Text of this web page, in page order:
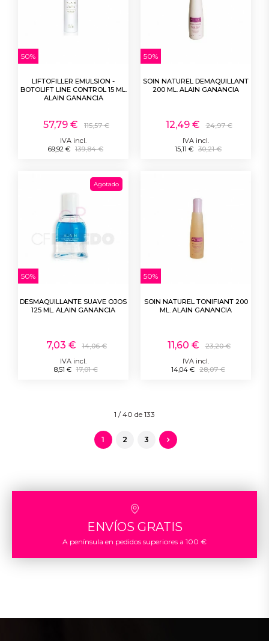
50%
LIFTOFILLER EMULSION -
BOTOLIFT LINE CONTROL 15 ML.
ALAIN GANANCIA
57,79 €
115,57 €
IVA incl.
69,92 € 139,84 €
50%
SOIN NATUREL DEMAQUILLANT
200 ML. ALAIN GANANCIA
12,49 €
24,97 €
IVA incl.
15,11 € 30,21 €
50%
DESMAQUILLANTE SUAVE OJOS
125 ML. ALAIN GANANCIA
7,03 €
14,06 €
IVA incl.
8,51 € 17,01 €
Agotado
50%
SOIN NATUREL TONIFIANT 200
ML. ALAIN GANANCIA
11,60 €
23,20 €
IVA incl.
14,04 € 28,07 €
1 / 40 de 133
1 2 3
ENVÍOS GRATIS
A península en pedidos superiores a 100 €